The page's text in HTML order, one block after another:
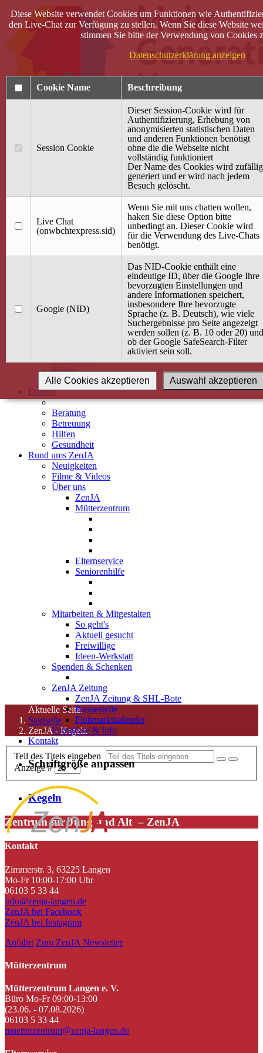
40 Jahre Mütterzentrum
Terminkalender
Gemeinsam aktiv
Gemeinsam unterwegs
wirFAIRändern
Angebot / Kurs suchen
Babybauch & Elternschaft
Gesundheit
Kultur
Alle Kurse
Dienste
Beratung
Betreuung
Hilfen
Gesundheit
Rund ums ZenJA
Neuigkeiten
Filme & Videos
Über uns
ZenJA
Mütterzentrum
Elternservice
Seniorenhilfe
Mitarbeiten & Mitgestalten
So geht's
Aktuell gesucht
Freiwillige
Ideen-Werkstatt
Spenden & Schenken
ZenJA Zeitung
ZenJA Zeitung & SHL-Bote
Pressestelle
Flohmarktkalender
Formulare & Info
Kontakt
Schriftgröße anpassen
Aktuelle Seite:
Startseite
ZenJA - Kegeln
Teil des Titels eingeben
Anzeige #
Kegeln
Zentrum für Jung und Alt – ZenJA
Kontakt
Zimmerstr. 3, 63225 Langen
Mo-Fr 10:00-17:00 Uhr
06103 5 33 44
info@zenja-langen.de
ZenJA bei Facebook
ZenJA bei Instagram
Anfahrt Zum ZenJA Newsletter
Mütterzentrum
Mütterzentrum Langen e. V.
Büro Mo-Fr 09:00-13:00
(23.06. - 07.08.2026)
06103 5 33 44
muetterzentrum@zenja-langen.de
Diese Website verwendet Cookies um Funktionen wie
den Live-Chat zur Verfügung zu stellen. Wenn Sie diese Website
stimmen Sie bitte der Verwendung von Cookies
Datenschutzerklärung anzeigen
Cookie Name Beschreibung
Session Cookie
Dieser Session-Cookie wird für
Authentifizierung, Erhebung von
anonymisierten statistischen Daten
und anderen Funktionen benötigt
ohne die die Webseite nicht
vollständig funktioniert
Der Name des Cookies wird zufällig
generiert und er wird nach jedem
Besuch gelöscht.
Live Chat
(onwbchtexpress.sid)
Wenn Sie mit uns chatten wollen,
haken Sie diese Option bitte
unbedingt an. Dieser Cookie wird
für die Verwendung des Live-Chats
benötigt.
Google (NID)
Das NID-Cookie enthält eine
eindeutige ID, über die Google Ihre
bevorzugten Einstellungen und
andere Informationen speichert,
insbesondere Ihre bevorzugte
Sprache (z. B. Deutsch), wie viele
Suchergebnisse pro Seite angezeigt
werden sollen (z. B. 10 oder 20) und
ob der Google SafeSearch-Filter
aktiviert sein soll.
Auswahl akzeptieren
Alle Cookies akzeptieren